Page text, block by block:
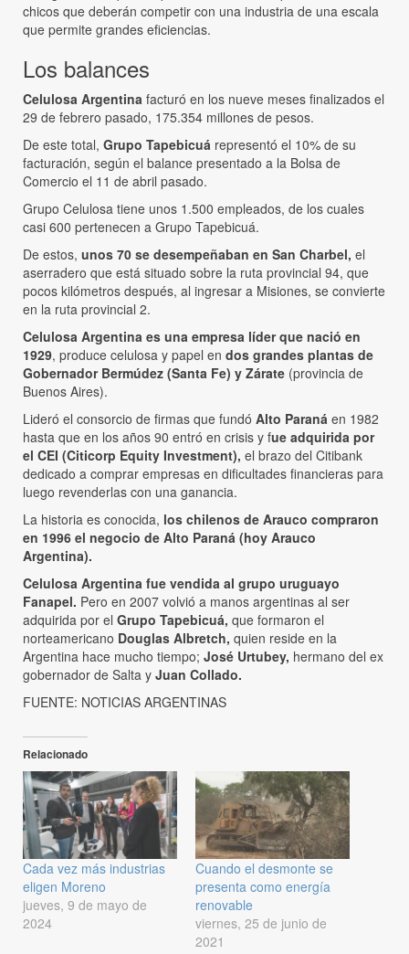
chicos que deberán competir con una industria de una escala
que permite grandes eficiencias.
Los balances
Celulosa Argentina facturó en los nueve meses finalizados el
29 de febrero pasado, 175.354 millones de pesos.
De este total, Grupo Tapebicuá representó el 10% de su
facturación, según el balance presentado a la Bolsa de
Comercio el 11 de abril pasado.
Grupo Celulosa tiene unos 1.500 empleados, de los cuales
casi 600 pertenecen a Grupo Tapebicuá.
De estos, unos 70 se desempeñaban en San Charbel, el
aserradero que está situado sobre la ruta provincial 94, que
pocos kilómetros después, al ingresar a Misiones, se convierte
en la ruta provincial 2.
Celulosa Argentina es una empresa líder que nació en
1929, produce celulosa y papel en dos grandes plantas de
Gobernador Bermúdez (Santa Fe) y Zárate (provincia de
Buenos Aires).
Lideró el consorcio de firmas que fundó Alto Paraná en 1982
hasta que en los años 90 entró en crisis y fue adquirida por
el CEI (Citicorp Equity Investment), el brazo del Citibank
dedicado a comprar empresas en dificultades financieras para
luego revenderlas con una ganancia.
La historia es conocida, los chilenos de Arauco compraron
en 1996 el negocio de Alto Paraná (hoy Arauco
Argentina).
Celulosa Argentina fue vendida al grupo uruguayo
Fanapel. Pero en 2007 volvió a manos argentinas al ser
adquirida por el Grupo Tapebicuá, que formaron el
norteamericano Douglas Albretch, quien reside en la
Argentina hace mucho tiempo; José Urtubey, hermano del ex
gobernador de Salta y Juan Collado.
FUENTE: NOTICIAS ARGENTINAS
Relacionado
Cada vez más industrias
eligen Moreno
jueves, 9 de mayo de
2024
Cuando el desmonte se
presenta como energía
renovable
viernes, 25 de junio de
2021